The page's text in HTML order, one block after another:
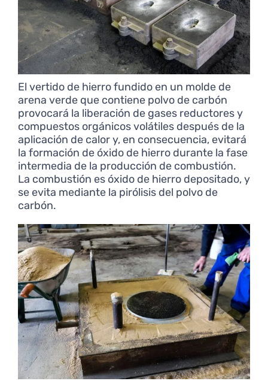
El vertido de hierro fundido en un molde de
arena verde que contiene polvo de carbón
provocará la liberación de gases reductores y
compuestos orgánicos volátiles después de la
aplicación de calor y, en consecuencia, evitará
la formación de óxido de hierro durante la fase
intermedia de la producción de combustión.
La combustión es óxido de hierro depositado, y
se evita mediante la pirólisis del polvo de
carbón.